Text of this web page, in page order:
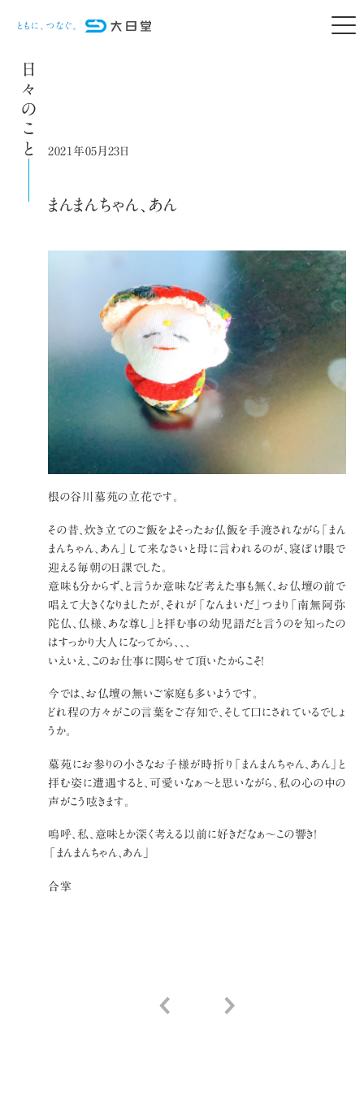
日々のこと 2021年05月23日
まんまんちゃん、あん
根の谷川墓苑の立花です。
その昔、炊き立てのご飯をよそったお仏飯を手渡されながら「まん
まんちゃん、あん」して来なさいと母に言われるのが、寝ぼけ眼で
迎える毎朝の日課でした。
意味も分からず、と言うか意味など考えた事も無く、お仏壇の前で
唱えて大きくなりましたが、それが「なんまいだ」つまり「南無阿弥
陀仏、仏様、あな尊し」と拝む事の幼児語だと言うのを知ったの
はすっかり大人になってから、、、
いえいえ、このお仕事に関らせて頂いたからこそ！
今では、お仏壇の無いご家庭も多いようです。
どれ程の方々がこの言葉をご存知で、そして口にされているでしょ
うか。
墓苑にお参りの小さなお子様が時折り「まんまんちゃん、あん」と
拝む姿に遭遇すると、可愛いなぁ〜と思いながら、私の心の中の
声がこう呟きます。
嗚呼、私、意味とか深く考える以前に好きだなぁ〜この響き！
「まんまんちゃん、あん」
合掌